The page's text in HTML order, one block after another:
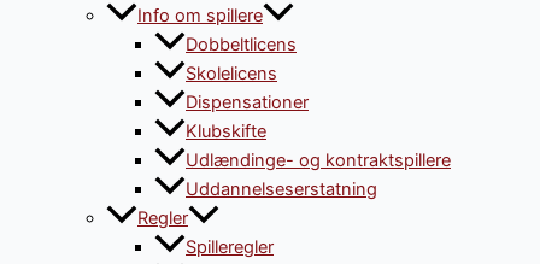
Info om spillere
Dobbeltlicens
Skolelicens
Dispensationer
Klubskifte
Udlændinge- og kontraktspillere
Uddannelseserstatning
Regler
Spilleregler